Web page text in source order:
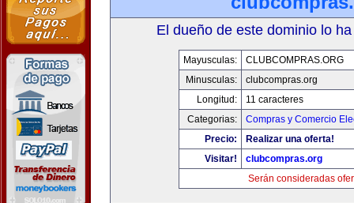
El dueño de este dominio lo
Mayusculas:
CLUBCOMPRAS.ORG
Minusculas:
clubcompras.org
Longitud:
11 caracteres
Categorias:
Compras y Comercio
Precio:
Realizar una oferta!
Visitar!
clubcompras.org
Serán consideradas